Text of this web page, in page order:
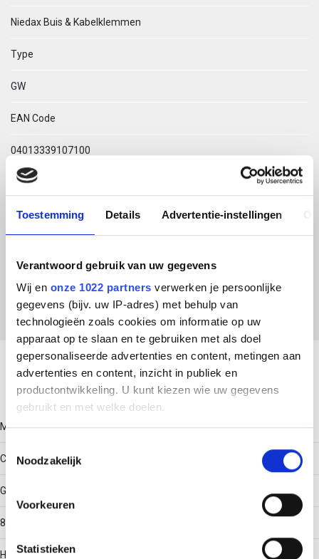
Toestemming Details Advertentie-instellingen
Verantwoord gebruik van uw gegevens
Wij en onze 1022 partners verwerken je persoonlijke
gegevens (bijv. uw IP-adres) met behulp van
technologieën zoals cookies om informatie op uw
apparaat op te slaan en te gebruiken met als doel
gepersonaliseerde advertenties en content, metingen aan
advertenties en content, inzicht in publiek en
productontwikkeling. U kunt kiezen wie uw gegevens
gebruikt en met welke doelen.
Informatie verzamelen over uw geografische locatie,
Uw apparaat identificeren door het actief te scannen
op specifieke eigenschappen (fingerprinting)
verwerkt en stel uw voorkeuren in het
detailgedeelte in.
Noodzakelijk
Voorkeuren
Statistieken
Niedax Buis & Kabelklemmen
Type
GW
EAN Code
04013339107100
Technische omschrijving
GW 82 TEGENPLAATJE
Download productsheet
Technische gegevens
Model
Contra-fixeerplaatje
Geschikt voor max. kabeldiameter
82
Halogeenvrij